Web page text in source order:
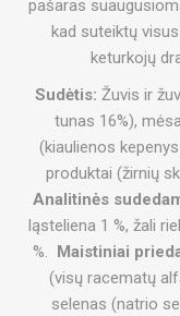
pašaras
kad suteiktų
keturkojų
Sudėtis: Žuvis ir
tunas 16%),
(kiaulienos
produktai (žirnių
Analitinės
ląsteliena 1 %, žali
%. Maistiniai
(visų racematų
selenas (natrio